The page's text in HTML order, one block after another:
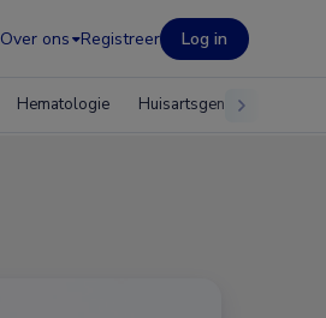
Over ons Registreer Log in
Hematologie Huisartsgeneeskunde